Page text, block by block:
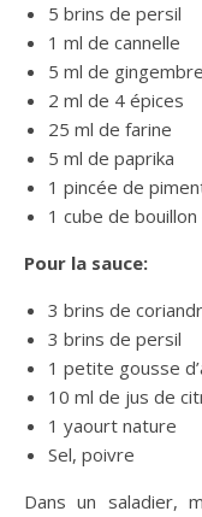
5 brins de persil
1 ml de cannelle
5 ml de gingembre
2 ml de 4 épices
25 ml de farine
5 ml de paprika
1 pincée de
1 cube de
Pour la sauce:
3 brins de
3 brins de persil
1 petite gousse
10 ml de jus de
1 yaourt nature
Sel, poivre
Dans un saladier,